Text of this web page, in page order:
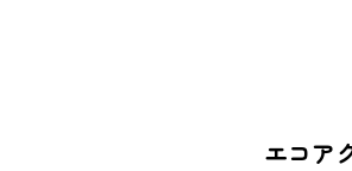
エコア